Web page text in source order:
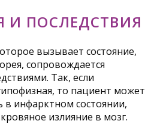
И ПОСЛЕДСТВИЯ
вызывает состояние,
сопровождается
Так, если
то пациент может
в инфарктном состоянии,
излияние в мозг.